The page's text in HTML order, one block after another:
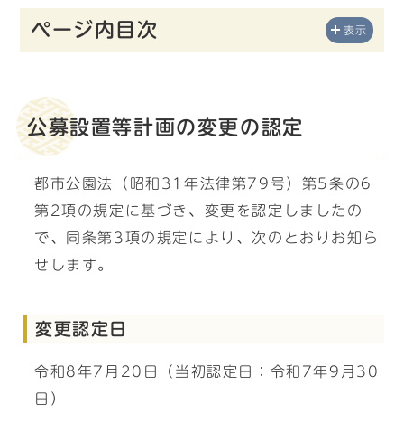
ページ内目次 表示
公募設置等計画の変更の認定
都市公園法（昭和31年法律第79号）第5条の6
第2項の規定に基づき、変更を認定しましたの
で、同条第3項の規定により、次のとおりお知ら
せします。
変更認定日
令和8年7月20日（当初認定日：令和7年9月30
日）